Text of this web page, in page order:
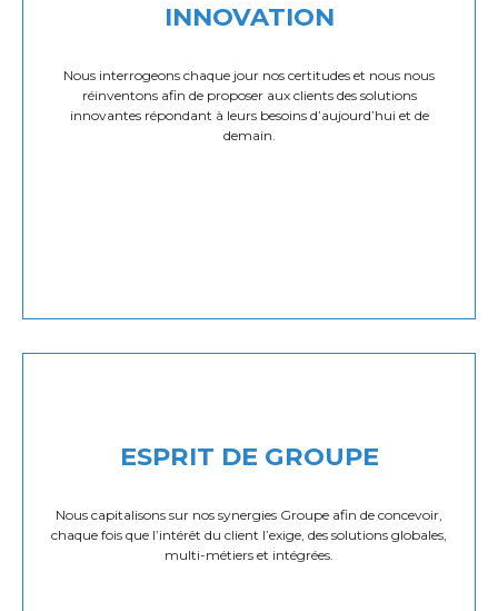
INNOVATION
Nous interrogeons chaque jour nos certitudes et nous nous
réinventons afin de proposer aux clients des solutions
innovantes répondant à leurs besoins d’aujourd’hui et de
demain.
ESPRIT DE GROUPE
Nous capitalisons sur nos synergies Groupe afin de concevoir,
chaque fois que l’intérêt du client l’exige, des solutions globales,
multi-métiers et intégrées.